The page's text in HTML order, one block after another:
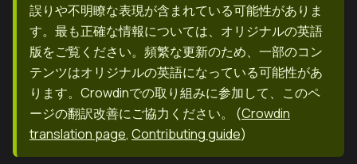
誤りや不明瞭な表現が含まれている可能性がありま
す。最も正確な情報については、オリジナルの英語
版をご覧ください。頻繁な更新のため、一部のコン
テンツはオリジナルの英語になっている可能性があ
ります。Crowdinでの取り組みに参加して、このペ
ージの翻訳改善にご協力ください。
(Crowdin
translation page, Contributing guide)